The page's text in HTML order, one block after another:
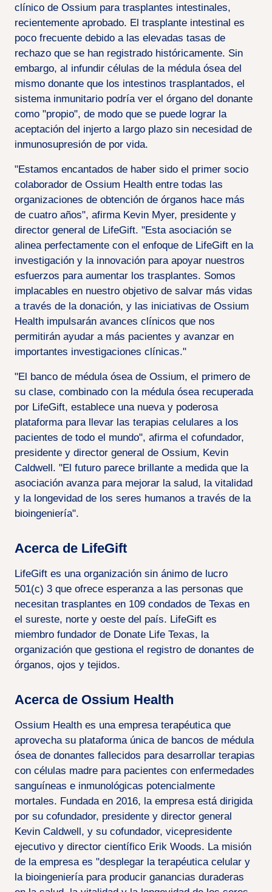
clínico de Ossium para trasplantes intestinales,
recientemente aprobado. El trasplante intestinal es
poco frecuente debido a las elevadas tasas de
rechazo que se han registrado históricamente. Sin
embargo, al infundir células de la médula ósea del
mismo donante que los intestinos trasplantados, el
sistema inmunitario podría ver el órgano del donante
como "propio", de modo que se puede lograr la
aceptación del injerto a largo plazo sin necesidad de
inmunosupresión de por vida.
"Estamos encantados de haber sido el primer socio
colaborador de Ossium Health entre todas las
organizaciones de obtención de órganos hace más
de cuatro años", afirma Kevin Myer, presidente y
director general de LifeGift. "Esta asociación se
alinea perfectamente con el enfoque de LifeGift en la
investigación y la innovación para apoyar nuestros
esfuerzos para aumentar los trasplantes. Somos
implacables en nuestro objetivo de salvar más vidas
a través de la donación, y las iniciativas de Ossium
Health impulsarán avances clínicos que nos
permitirán ayudar a más pacientes y avanzar en
importantes investigaciones clínicas."
"El banco de médula ósea de Ossium, el primero de
su clase, combinado con la médula ósea recuperada
por LifeGift, establece una nueva y poderosa
plataforma para llevar las terapias celulares a los
pacientes de todo el mundo", afirma el cofundador,
presidente y director general de Ossium, Kevin
Caldwell. "El futuro parece brillante a medida que la
asociación avanza para mejorar la salud, la vitalidad
y la longevidad de los seres humanos a través de la
bioingeniería".
Acerca de LifeGift
LifeGift es una organización sin ánimo de lucro
501(c) 3 que ofrece esperanza a las personas que
necesitan trasplantes en 109 condados de Texas en
el sureste, norte y oeste del país. LifeGift es
miembro fundador de Donate Life Texas, la
organización que gestiona el registro de donantes de
órganos, ojos y tejidos.
Acerca de Ossium Health
Ossium Health es una empresa terapéutica que
aprovecha su plataforma única de bancos de médula
ósea de donantes fallecidos para desarrollar terapias
con células madre para pacientes con enfermedades
sanguíneas e inmunológicas potencialmente
mortales. Fundada en 2016, la empresa está dirigida
por su cofundador, presidente y director general
Kevin Caldwell, y su cofundador, vicepresidente
ejecutivo y director científico Erik Woods. La misión
de la empresa es "desplegar la terapéutica celular y
la bioingeniería para producir ganancias duraderas